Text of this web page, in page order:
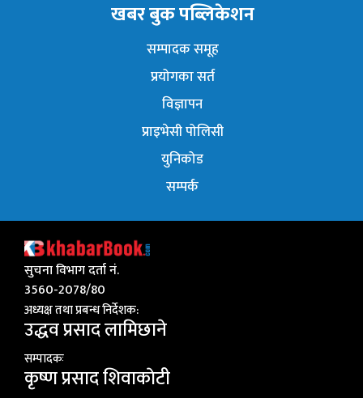
खबर बुक पब्लिकेशन
सम्पादक समूह
प्रयोगका सर्त
विज्ञापन
प्राइभेसी पोलिसी
युनिकोड
सम्पर्क
सुचना विभाग दर्ता नं.
3560-2078/80
अध्यक्ष तथा प्रबन्ध निर्देशक:
उद्धव प्रसाद लामिछाने
सम्पादकः
कृष्ण प्रसाद शिवाकाेटी